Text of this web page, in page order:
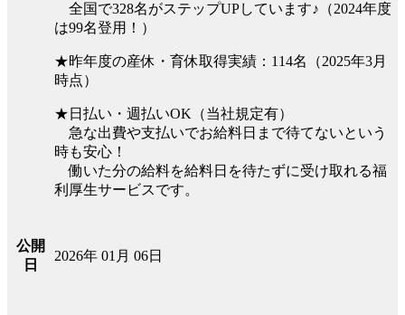
全国で328名がステップUPしています♪（2024年度
は99名登用！）
★昨年度の産休・育休取得実績：114名（2025年3月
時点）
★日払い・週払いOK（当社規定有）
急な出費や支払いでお給料日まで待てないという
時も安心！
働いた分の給料を給料日を待たずに受け取れる福
利厚生サービスです。
公開
日
2026年 01月 06日